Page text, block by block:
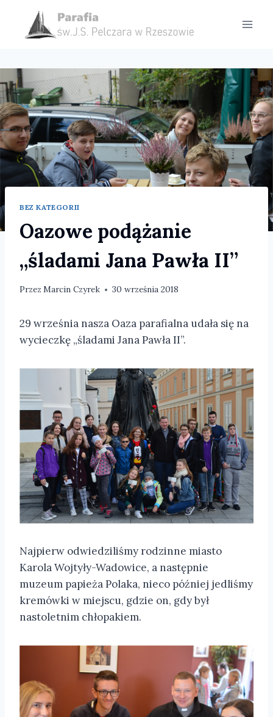
treści
BEZ KATEGORII
Oazowe podążanie
„śladami Jana Pawła II”
Przez Marcin Czyrek 30 września 2018
29 września nasza Oaza parafialna udała się na
wycieczkę „śladami Jana Pawła II”.
Najpierw odwiedziliśmy rodzinne miasto
Karola Wojtyły-Wadowice, a następnie
muzeum papieża Polaka, nieco później jedliśmy
kremówki w miejscu, gdzie on, gdy był
nastoletnim chłopakiem.